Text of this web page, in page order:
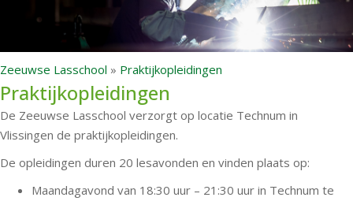
Zeeuwse Lasschool » Praktijkopleidingen
Praktijkopleidingen
De Zeeuwse Lasschool verzorgt op locatie Technum in
Vlissingen de praktijkopleidingen.
De opleidingen duren 20 lesavonden en vinden plaats op:
Maandagavond van 18:30 uur – 21:30 uur in Technum te